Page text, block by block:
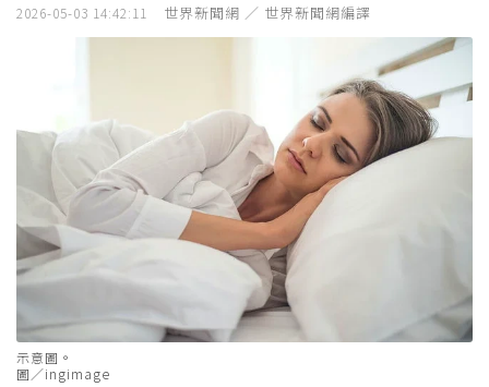
2026-05-03 14:42:11 世界新聞網 ／ 世界新聞網編譯
示意圖。
圖／ingimage